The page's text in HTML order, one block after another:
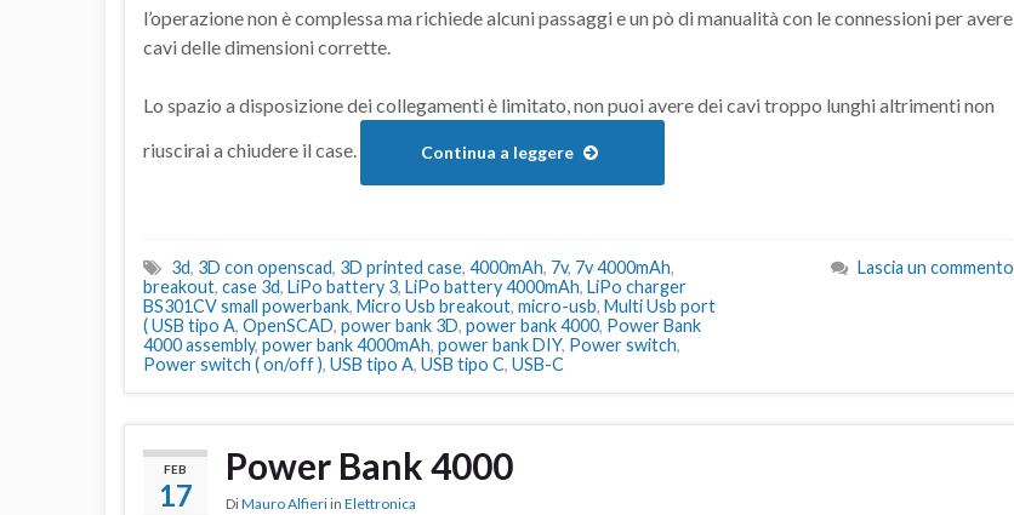
l’operazione non è complessa ma richiede alcuni passaggi e un pò di manualità con le connessioni per avere
cavi delle dimensioni corrette.
Lo spazio a disposizione dei collegamenti è limitato, non puoi avere dei cavi troppo lunghi altrimenti non
riuscirai a chiudere il case.
Continua a leggere
3d, 3D con openscad, 3D printed case, 4000mAh, 7v, 7v 4000mAh,
breakout, case 3d, LiPo battery 3, LiPo battery 4000mAh, LiPo charger
BS301CV small powerbank, Micro Usb breakout, micro-usb, Multi Usb port
( USB tipo A, OpenSCAD, power bank 3D, power bank 4000, Power Bank
4000 assembly, power bank 4000mAh, power bank DIY, Power switch,
Power switch ( on/off ), USB tipo A, USB tipo C, USB-C
Lascia un commento
FEB
17
Power Bank 4000
DiMauro Alfieri in Elettronica